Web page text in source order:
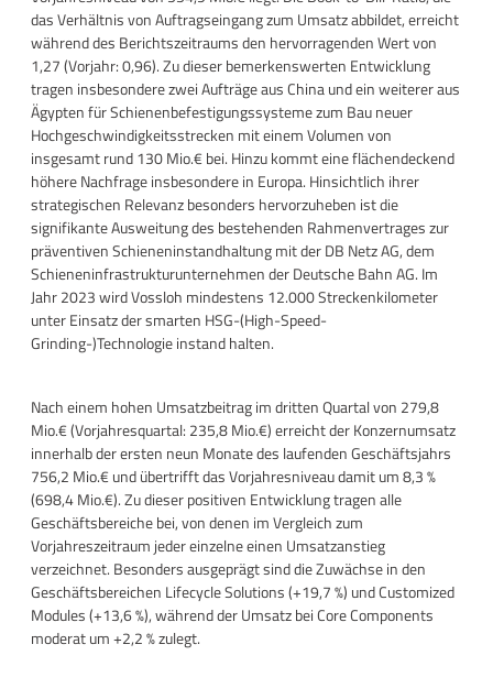
das Verhältnis von Auftragseingang zum Umsatz abbildet, erreicht
während des Berichtszeitraums den hervorragenden Wert von
1,27 (Vorjahr: 0,96). Zu dieser bemerkenswerten Entwicklung
tragen insbesondere zwei Aufträge aus China und ein weiterer aus
Ägypten für Schienenbefestigungssysteme zum Bau neuer
Hochgeschwindigkeitsstrecken mit einem Volumen von
insgesamt rund 130 Mio.€ bei. Hinzu kommt eine flächendeckend
höhere Nachfrage insbesondere in Europa. Hinsichtlich ihrer
strategischen Relevanz besonders hervorzuheben ist die
signifikante Ausweitung des bestehenden Rahmenvertrages zur
präventiven Schieneninstandhaltung mit der DB Netz AG, dem
Schieneninfrastrukturunternehmen der Deutsche Bahn AG. Im
Jahr 2023 wird Vossloh mindestens 12.000 Streckenkilometer
unter Einsatz der smarten HSG-(High-Speed-
Grinding-)Technologie instand halten.
Nach einem hohen Umsatzbeitrag im dritten Quartal von 279,8
Mio.€ (Vorjahresquartal: 235,8 Mio.€) erreicht der Konzernumsatz
innerhalb der ersten neun Monate des laufenden Geschäftsjahrs
756,2 Mio.€ und übertrifft das Vorjahresniveau damit um 8,3 %
(698,4 Mio.€). Zu dieser positiven Entwicklung tragen alle
Geschäftsbereiche bei, von denen im Vergleich zum
Vorjahreszeitraum jeder einzelne einen Umsatzanstieg
verzeichnet. Besonders ausgeprägt sind die Zuwächse in den
Geschäftsbereichen Lifecycle Solutions (+19,7 %) und Customized
Modules (+13,6 %), während der Umsatz bei Core Components
moderat um +2,2 % zulegt.